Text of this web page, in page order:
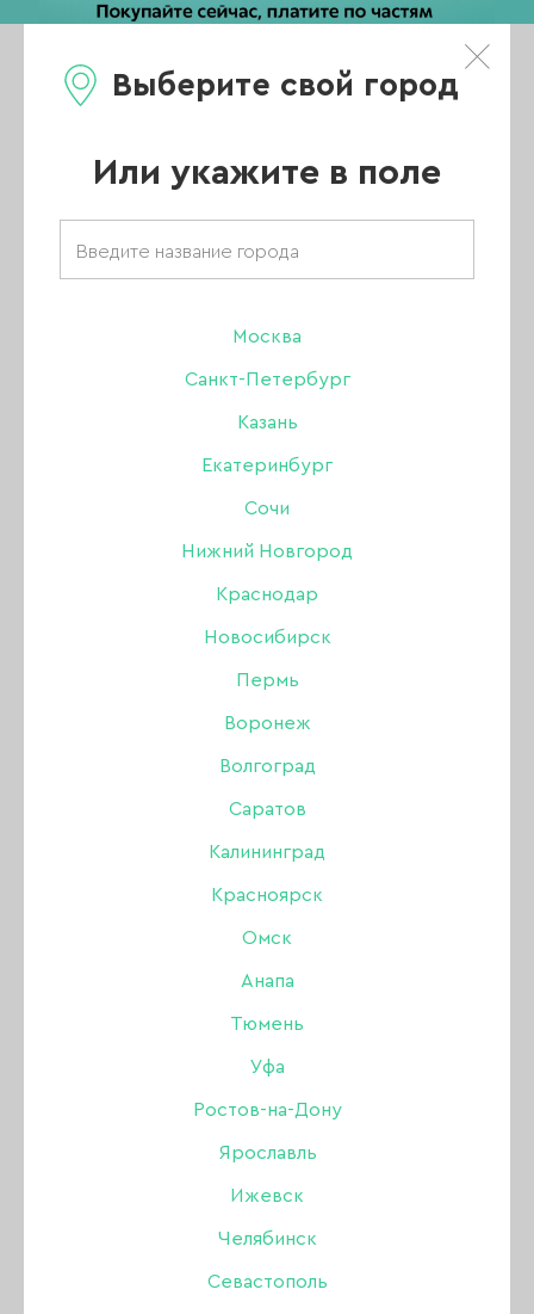
Выберите свой город
Или укажите в поле
Москва
Санкт-Петербург
Казань
Екатеринбург
Сочи
Нижний Новгород
Краснодар
Новосибирск
Пермь
Воронеж
Волгоград
Саратов
Калининград
Красноярск
Омск
Анапа
Тюмень
Уфа
Ростов-на-Дону
Ярославль
Ижевск
Челябинск
Севастополь
Каталог
Главная/
Каталог/
/
Уход за кутикулой/
Масло сухое
To Tint Шафран,
Жасмин, Янтарное
дерево, 15 мл